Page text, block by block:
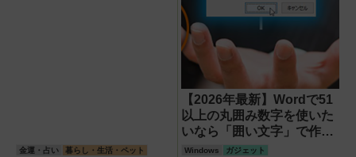
金運・占い 暮らし・生活・ペット
【2026年最新】Wordで51
以上の丸囲み数字を使いた
いなら「囲い文字」で作る
【Windows】
Windows ガジェット